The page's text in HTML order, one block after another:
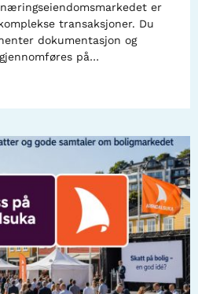
er
transaksjoner. Du
dokumentasjon og
på…